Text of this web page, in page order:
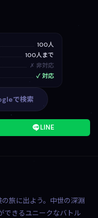
100人
100人まで
✗ 非対応
✓ 対応
で検索
LINE
旅に出よう。中世の深淵
できるユニークなバトル